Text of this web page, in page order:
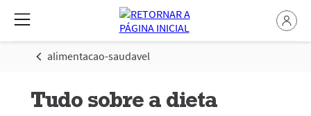
alimentacao-saudavel
Tudo sobre a dieta